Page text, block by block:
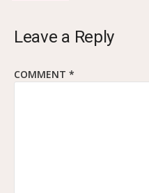
Leave a Reply
COMMENT *